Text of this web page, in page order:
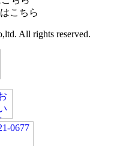
All rights reserved.